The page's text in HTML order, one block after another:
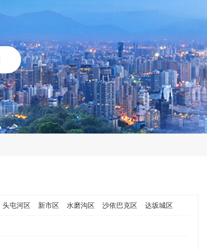
头屯河区 新市区 水磨沟区 沙依巴克区 达坂城区